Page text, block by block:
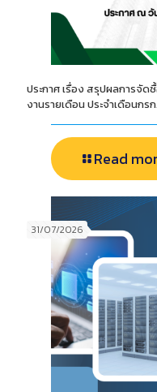
ประกาศ เรื่อง สรุปผลการจั
งานรายเดือน ประจำเดือนก
Read
31/07/2026